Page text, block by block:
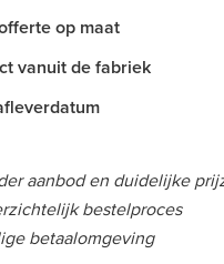
op maat
vanuit de fabriek
aanbod en duidelijke
bestelproces
betaalomgeving